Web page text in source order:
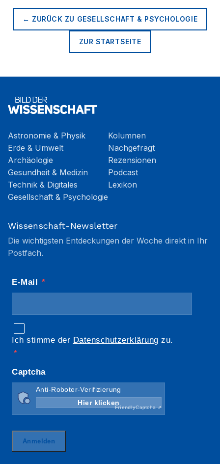
← ZURÜCK ZU GESELLSCHAFT & PSYCHOLOGIE
ZUR STARTSEITE
Astronomie & Physik
Erde & Umwelt
Archäologie
Gesundheit & Medizin
Technik & Digitales
Gesellschaft & Psychologie
Kolumnen
Nachgefragt
Rezensionen
Podcast
Lexikon
Wissenschaft-Newsletter
Die wichtigsten Entdeckungen der Woche direkt in Ihr
Postfach.